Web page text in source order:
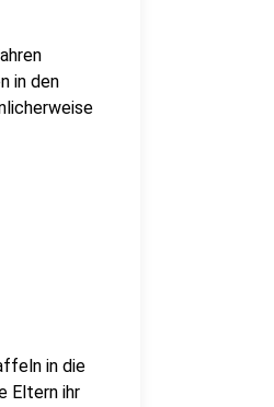
in den
in die
Eltern ihr